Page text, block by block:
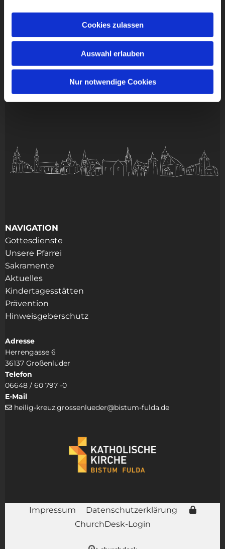
Cookies zulassen
Auswahl erlauben
Nur notwendige Cookies
NAVIGATION
Gottesdienste
Unsere Pfarrei
Sakramente
Aktuelles
Kindertagesstätten
Prävention
Hinweisgeberschutz
Adresse
Herrengasse 6
36137 Großenlüder
Telefon
06648 / 60 797 -0
E-Mail
 heilig-kreuz.grossenlueder@bistum-fulda.de
Impressum
Datenschutzerklärung
ChurchDesk-Login